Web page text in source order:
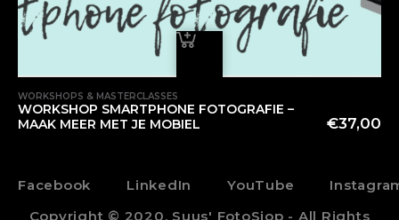
WORKSHOPS & MASTERCLASSES
WORKSHOP SMARTPHONE FOTOGRAFIE –
MAAK MEER MET JE MOBIEL
€37,00
Facebook LinkedIn YouTube
Copyright © 2020. Suus' FotoSjop - All Rights